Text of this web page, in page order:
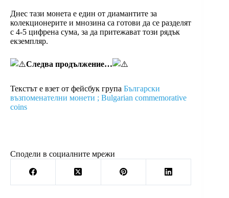
Днес тази монета е един от диамантите за
колекционерите и мнозина са готови да се разделят
с 4-5 цифрена сума, за да притежават този рядък
екземпляр.
Следва продължение…
Текстът е взет от фейсбук група Български
възпоменателни монети ; Bulgarian commemorative
coins
Сподели в социалните мрежи